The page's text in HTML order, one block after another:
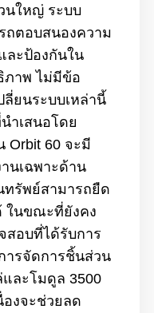
นใหญ่ ระบบ
ถตอบสนองความ
ละป้องกันใน
ภาพ ไม่มีข้อ
ยนระบบเหล่านี้
ำเสนอโดย
Orbit 60 จะมี
นเฉพาะด้าน
ทรัพย์สามารถยืด
ในขณะที่ยังคง
สอบที่ได้รับการ
ารจัดการชิ้นส่วน
ละโมดูล 3500
องจะช่วยลด